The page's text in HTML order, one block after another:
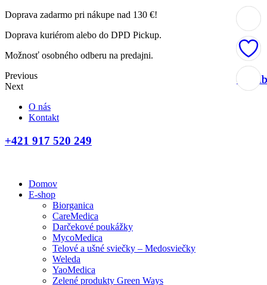
Doprava zadarmo pri nákupe nad 130 €!
Doprava kuriérom alebo do DPD Pickup.
Možnosť osobného odberu na predajni.
Previous
Next
O nás
Kontakt
+421 917 520 249
Domov
E-shop
Biorganica
CareMedica
Darčekové poukážky
MycoMedica
Telové a ušné sviečky – Medosviečky
Weleda
YaoMedica
Zelené produkty Green Ways